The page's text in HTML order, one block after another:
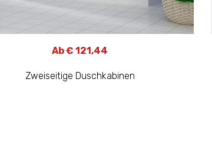
Ab € 121,44
Zweiseitige Duschkabinen